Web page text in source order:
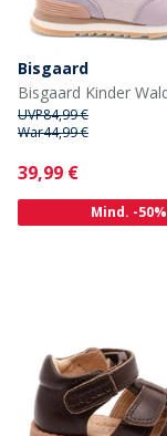
Bisgaard
UVP84,99 €
War44,99 €
Current
39,99 €
Mind. -50%